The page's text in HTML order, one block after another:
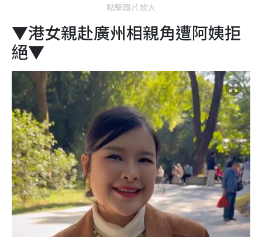
點擊圖片放大
▼港女親赴廣州相親角遭阿姨拒
絕▼